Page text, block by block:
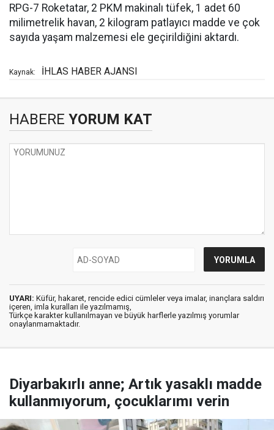
RPG-7 Roketatar, 2 PKM makinalı tüfek, 1 adet 60
milimetrelik havan, 2 kilogram patlayıcı madde ve çok
sayıda yaşam malzemesi ele geçirildiğini aktardı.
Kaynak: İHLAS HABER AJANSI
HABERE YORUM KAT
UYARI: Küfür, hakaret, rencide edici cümleler veya imalar, inançlara saldırı
içeren, imla kuralları ile yazılmamış,
Türkçe karakter kullanılmayan ve büyük harflerle yazılmış yorumlar
onaylanmamaktadır.
Diyarbakırlı anne; Artık yasaklı madde
kullanmıyorum, çocuklarımı verin